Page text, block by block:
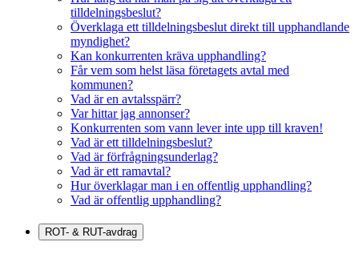
tilldelningsbeslut?
Överklaga ett tilldelningsbeslut direkt till upphandlande
myndighet?
Kan konkurrenten kräva upphandling?
Får vem som helst läsa företagets avtal med
kommunen?
Vad är en avtalsspärr?
Var hittar jag annonser?
Konkurrenten som vann lever inte upp till kraven!
Vad är ett tilldelningsbeslut?
Vad är förfrågningsunderlag?
Vad är ett ramavtal?
Hur överklagar man i en offentlig upphandling?
Vad är offentlig upphandling?
ROT- & RUT-avdrag